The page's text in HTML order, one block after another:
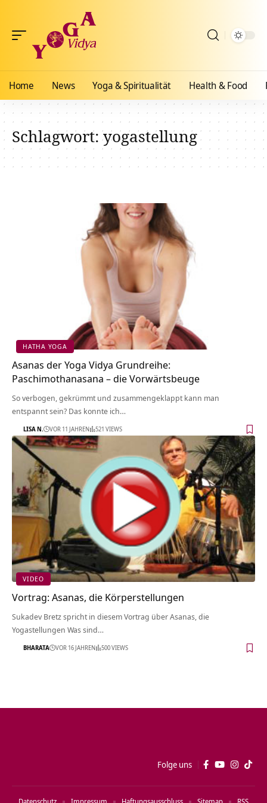
Home News Yoga & Spiritualität Health & Food
Schlagwort:yogastellung
HATHA YOGA
Asanas der Yoga Vidya Grundreihe:
Paschimothanasana – die Vorwärtsbeuge
So verbogen, gekrümmt und zusammengeklappt kann man
entspannt sein? Das konnte ich…
LISA N. VOR 11 JAHREN 521 VIEWS
VIDEO
Vortrag: Asanas, die Körperstellungen
Sukadev Bretz spricht in diesem Vortrag über Asanas, die
Yogastellungen Was sind…
BHARATA VOR 16 JAHREN 500 VIEWS
Folge uns